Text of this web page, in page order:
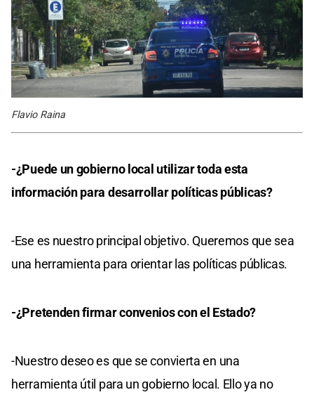
Flavio Raina
-¿Puede un gobierno local utilizar toda esta
información para desarrollar políticas públicas?
-Ese es nuestro principal objetivo. Queremos que sea
una herramienta para orientar las políticas públicas.
-¿Pretenden firmar convenios con el Estado?
-Nuestro deseo es que se convierta en una
herramienta útil para un gobierno local. Ello ya no